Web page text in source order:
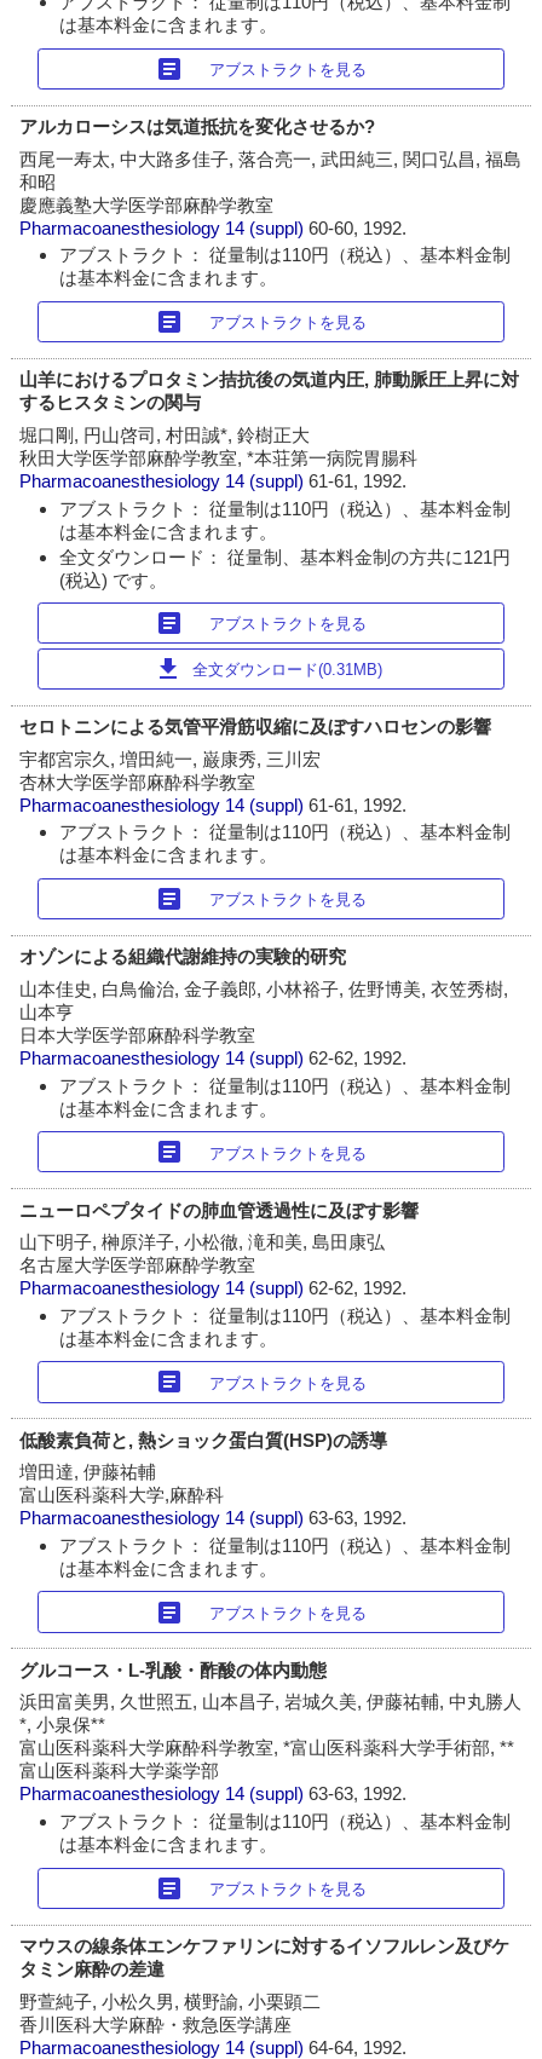
は基本料金に含まれます。
article アブストラクトを見る
アルカローシスは気道抵抗を変化させるか?
西尾一寿太, 中大路多佳子, 落合亮一, 武田純三, 関口弘昌, 福島
和昭
慶應義塾大学医学部麻酔学教室
Pharmacoanesthesiology 14 (suppl)60-60, 1992.
アブストラクト： 従量制は110円（税込）、基本料金制
は基本料金に含まれます。
article アブストラクトを見る
山羊におけるプロタミン拮抗後の気道内圧, 肺動脈圧上昇に対
するヒスタミンの関与
堀口剛, 円山啓司, 村田誠*, 鈴樹正大
秋田大学医学部麻酔学教室, *本荘第一病院胃腸科
Pharmacoanesthesiology 14 (suppl)61-61, 1992.
アブストラクト： 従量制は110円（税込）、基本料金制
は基本料金に含まれます。
全文ダウンロード： 従量制、基本料金制の方共に121円
(税込) です。
article アブストラクトを見る
download 全文ダウンロード(0.31MB)
セロトニンによる気管平滑筋収縮に及ぼすハロセンの影響
宇都宮宗久, 増田純一, 巌康秀, 三川宏
杏林大学医学部麻酔科学教室
Pharmacoanesthesiology 14 (suppl)61-61, 1992.
アブストラクト： 従量制は110円（税込）、基本料金制
は基本料金に含まれます。
article アブストラクトを見る
オゾンによる組織代謝維持の実験的研究
山本佳史, 白鳥倫治, 金子義郎, 小林裕子, 佐野博美, 衣笠秀樹,
山本亨
日本大学医学部麻酔科学教室
Pharmacoanesthesiology 14 (suppl)62-62, 1992.
アブストラクト： 従量制は110円（税込）、基本料金制
は基本料金に含まれます。
article アブストラクトを見る
ニューロペプタイドの肺血管透過性に及ぼす影響
山下明子, 榊原洋子, 小松徹, 滝和美, 島田康弘
名古屋大学医学部麻酔学教室
Pharmacoanesthesiology 14 (suppl)62-62, 1992.
アブストラクト： 従量制は110円（税込）、基本料金制
は基本料金に含まれます。
article アブストラクトを見る
低酸素負荷と, 熱ショック蛋白質(HSP)の誘導
増田達, 伊藤祐輔
富山医科薬科大学,麻酔科
Pharmacoanesthesiology 14 (suppl)63-63, 1992.
アブストラクト： 従量制は110円（税込）、基本料金制
は基本料金に含まれます。
article アブストラクトを見る
グルコース・L-乳酸・酢酸の体内動態
浜田富美男, 久世照五, 山本昌子, 岩城久美, 伊藤祐輔, 中丸勝人
*, 小泉保**
富山医科薬科大学麻酔科学教室, *富山医科薬科大学手術部, **
富山医科薬科大学薬学部
Pharmacoanesthesiology 14 (suppl)63-63, 1992.
アブストラクト： 従量制は110円（税込）、基本料金制
は基本料金に含まれます。
article アブストラクトを見る
マウスの線条体エンケファリンに対するイソフルレン及びケ
タミン麻酔の差違
野萱純子, 小松久男, 横野諭, 小栗顕二
香川医科大学麻酔・救急医学講座
Pharmacoanesthesiology 14 (suppl)64-64, 1992.